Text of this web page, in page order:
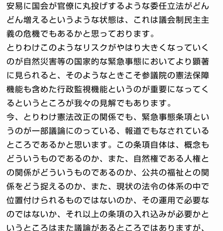
安易に国会が官僚に丸投げするような委任立法がどん
どん増えるというような状態は、これは議会制民主主
義の危機でもあるかと思っております。
とりわけこのようなリスクがやはり大きくなっていく
のが自然災害等の国家的な緊急事態においてより顕著
に見られると、そのようなときこそ参議院の憲法保障
機能も含めた行政監視機能というのが重要になってく
るというところが我々の見解でもあります。
今、とりわけ憲法改正の関係でも、緊急事態条項とい
うのが一部議論にのっている、報道でもなされている
ところであるかと思います。この条項自体は、概念も
どういうものであるのか、また、自然権である人権と
の関係がどういうものであるのか、公共の福祉との関
係をどう捉えるのか、また、現状の法令の体系の中で
位置付けられるものではないのか、その運用で必要な
のではないか、それ以上の条項の入れ込みが必要かと
いうところはまた議論があるところではありますが、